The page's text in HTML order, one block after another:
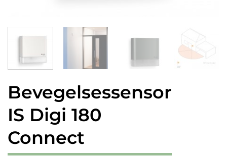
Bevegelsessensor
IS Digi 180
Connect